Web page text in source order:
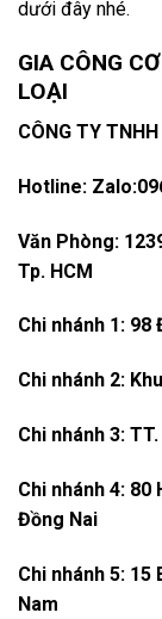
dưới đây nhé.
GIA CÔNG
LOẠI
CÔNG TY
Hotline:
Văn Phòng:
Tp. HCM
Chi nhánh 1: 98
Chi nhánh 2:
Chi nhánh 3:
Chi nhánh 4: 80
Đồng Nai
Chi nhánh 5: 15
Nam